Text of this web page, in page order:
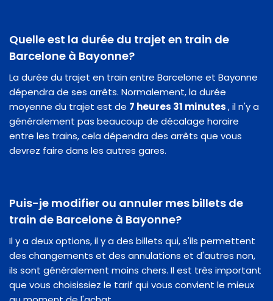
Quelle est la durée du trajet en train de
Barcelone à Bayonne?
La durée du trajet en train entre Barcelone et Bayonne
dépendra de ses arrêts. Normalement, la durée
moyenne du trajet est de 7 heures 31 minutes, il n'y a
généralement pas beaucoup de décalage horaire
entre les trains, cela dépendra des arrêts que vous
devrez faire dans les autres gares.
Puis-je modifier ou annuler mes billets de
train de Barcelone à Bayonne?
Il y a deux options, il y a des billets qui, s'ils permettent
des changements et des annulations et d'autres non,
ils sont généralement moins chers. Il est très important
que vous choisissiez le tarif qui vous convient le mieux